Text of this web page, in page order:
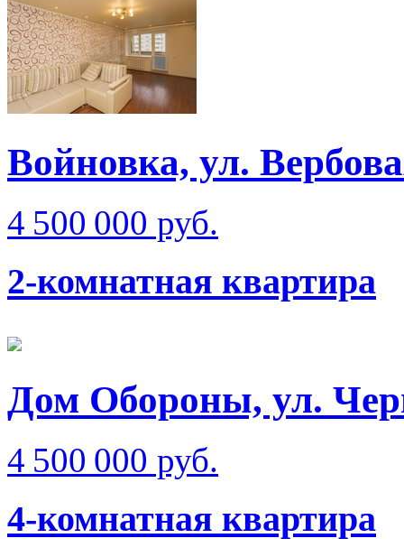
Войновка, ул.
4 500 000 руб.
2-комнатная квартира
Дом Обороны, ул.
4 500 000 руб.
4-комнатная квартира